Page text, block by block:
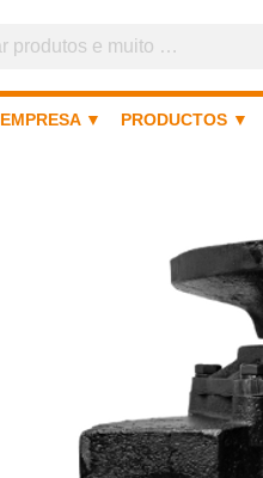
EMPRESA ▼ PRODUCTOS ▼